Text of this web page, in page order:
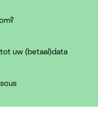
uw (betaal)data